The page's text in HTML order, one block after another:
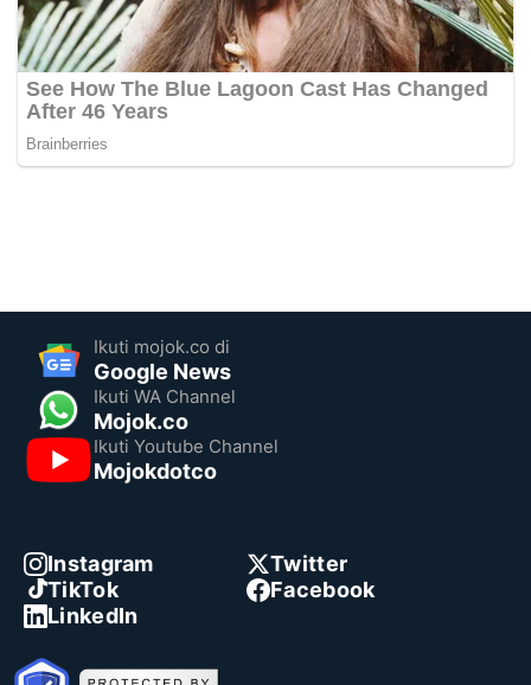
Ikuti mojok.co di
Google News
Ikuti WA Channel
Mojok.co
Ikuti Youtube Channel
Mojokdotco
Instagram
Twitter
TikTok
Facebook
LinkedIn